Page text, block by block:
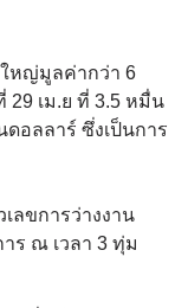
หญ่มูลค่ากว่า 6
29 เม.ย ที่ 3.5 หมื่น
อลลาร์ ซึ่งเป็นการ
ลขการว่างงาน
ร ณ เวลา 3 ทุ่ม